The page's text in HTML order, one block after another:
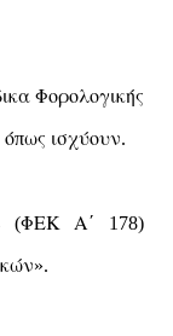
Φορολογικής
όπως ισχύουν.
(ΦΕΚ Α΄ 178)
».